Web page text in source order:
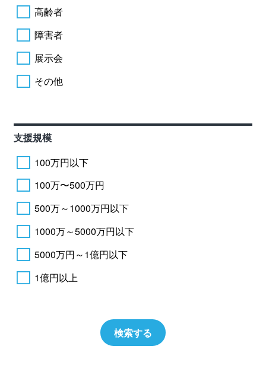
高齢者
障害者
展示会
その他
支援規模
100万円以下
100万〜500万円
500万～1000万円以下
1000万～5000万円以下
5000万円～1億円以下
1億円以上